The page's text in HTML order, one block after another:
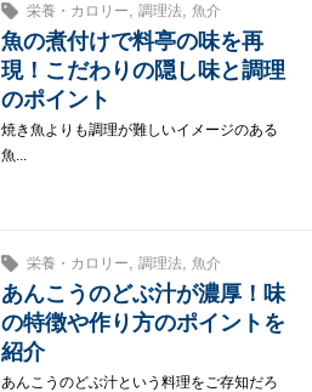
栄養・カロリー, 調理法, 魚介
魚の煮付けで料亭の味を再
現！こだわりの隠し味と調理
のポイント
焼き魚よりも調理が難しいイメージのある
魚...
栄養・カロリー, 調理法, 魚介
あんこうのどぶ汁が濃厚！味
の特徴や作り方のポイントを
紹介
あんこうのどぶ汁という料理をご存知だろ